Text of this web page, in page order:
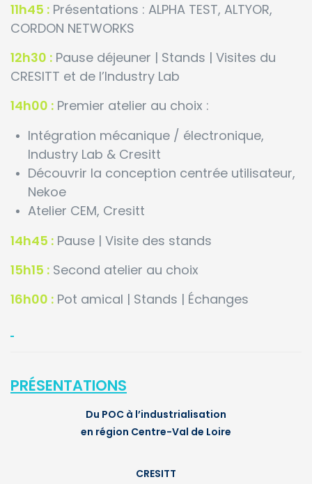
11h45 : Présentations : ALPHA TEST, ALTYOR,
CORDON NETWORKS
12h30 : Pause déjeuner | Stands | Visites du
CRESITT et de l’Industry Lab
14h00 : Premier atelier au choix :
Intégration mécanique / électronique,
Industry Lab & Cresitt
Découvrir la conception centrée utilisateur,
Nekoe
Atelier CEM, Cresitt
14h45 : Pause | Visite des stands
15h15 : Second atelier au choix
16h00 : Pot amical | Stands | Échanges
PRÉSENTATIONS
Du POC à l’industrialisation
en région Centre-Val de Loire
CRESITT